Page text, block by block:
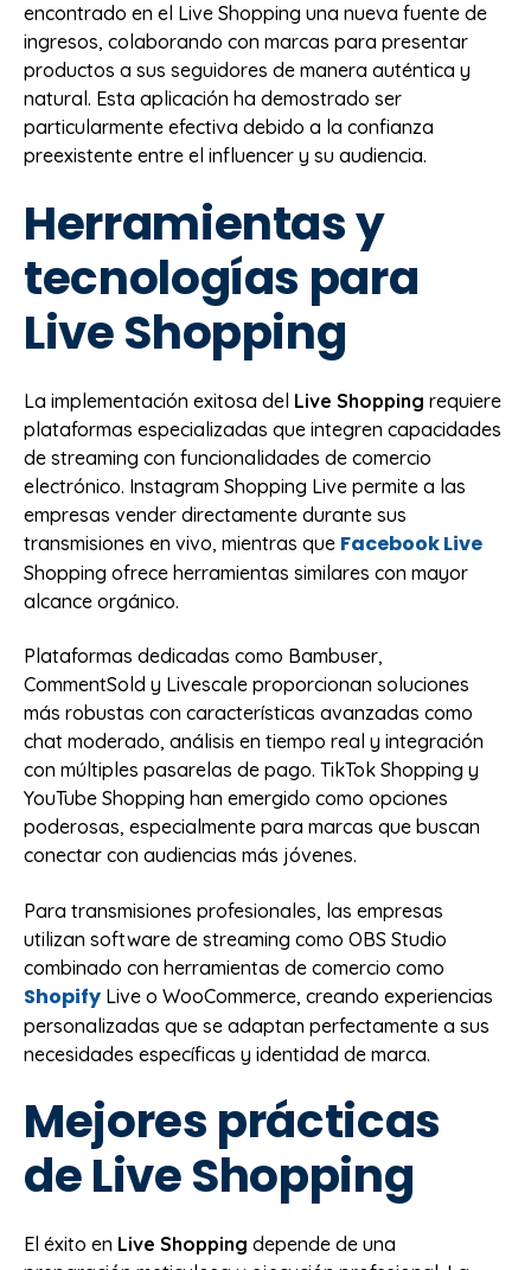
encontrado en el Live Shopping una nueva fuente de
ingresos, colaborando con marcas para presentar
productos a sus seguidores de manera auténtica y
natural. Esta aplicación ha demostrado ser
particularmente efectiva debido a la confianza
preexistente entre el influencer y su audiencia.
Herramientas y
tecnologías para
Live Shopping
La implementación exitosa del Live Shopping requiere
plataformas especializadas que integren capacidades
de streaming con funcionalidades de comercio
electrónico. Instagram Shopping Live permite a las
empresas vender directamente durante sus
transmisiones en vivo, mientras que Facebook Live
Shopping ofrece herramientas similares con mayor
alcance orgánico.
Plataformas dedicadas como Bambuser,
CommentSold y Livescale proporcionan soluciones
más robustas con características avanzadas como
chat moderado, análisis en tiempo real y integración
con múltiples pasarelas de pago. TikTok Shopping y
YouTube Shopping han emergido como opciones
poderosas, especialmente para marcas que buscan
conectar con audiencias más jóvenes.
Para transmisiones profesionales, las empresas
utilizan software de streaming como OBS Studio
combinado con herramientas de comercio como
Shopify Live o WooCommerce, creando experiencias
personalizadas que se adaptan perfectamente a sus
necesidades específicas y identidad de marca.
Mejores prácticas
de Live Shopping
El éxito en Live Shopping depende de una